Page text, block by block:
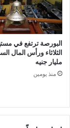
البورصة ترتفع في
مليار جنيه
منذ يومين